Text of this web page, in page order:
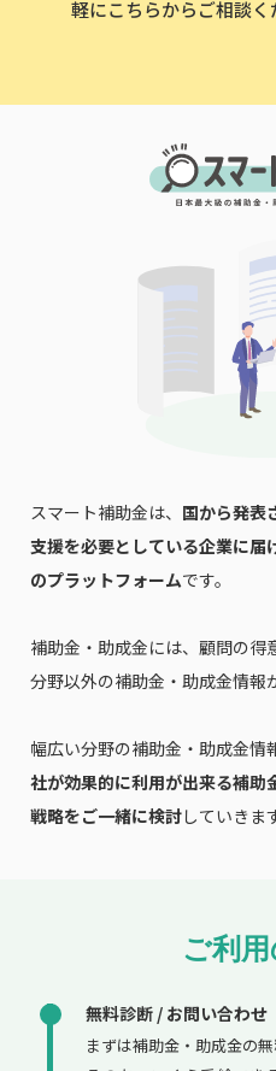
軽にこちらからご相談く
スマート補助金は、 国から発表
支援を必要としている企業に
のプラットフォームです。
補助金・助成金には、顧問の得
分野以外の補助金・助成金情報
幅広い分野の補助金・助成金情
社が効果的に利用が出来る補助
戦略をご一緒に検討していきま
ご利
無料診断 / お問い合わせ
まずは補助金・助成金の